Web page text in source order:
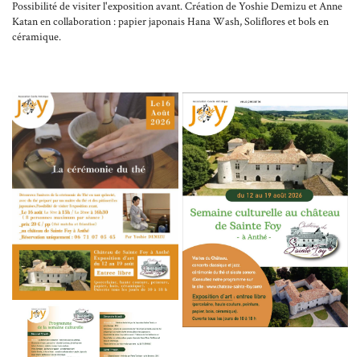
Inscription
Possibilité de visiter l'exposition avant. Création de Yoshie Demizu et Anne
Katan en collaboration : papier japonais Hana Wash, Soliflores et bols en
céramique.